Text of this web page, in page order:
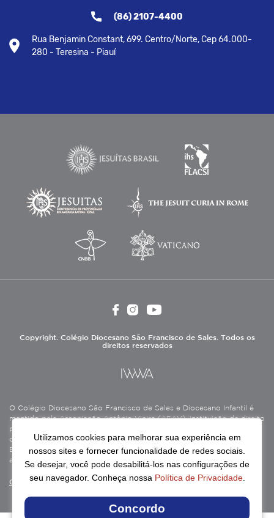
(86) 2107-4400
Rua Benjamin Constant, 699. Centro/Norte, Cep 64.000-
280 - Teresina - Piauí
Copyright. Colégio Diocesano São Francisco de Sales. Todos os
direitos reservados
O Colégio Diocesano São Francisco de Sales e Diocesano Infantil é
mantido pela Associação Antônio Vieira (ASAV), instituição de direito
privado sem fins lucrativos, filantrópica, de natureza educativa,
cultural, assistencial e beneficente, certificada como Entidade
Beneficente de Assistência Social (CEBAS), nas áreas de educação e
assistência social.
Continue lendo
Utilizamos cookies para melhorar sua experiência em
nossos sites e fornecer funcionalidade de redes sociais.
Se desejar, você pode desabilitá-los nas configurações de
seu navegador. Conheça nossa Política de Privacidade.
Concordo